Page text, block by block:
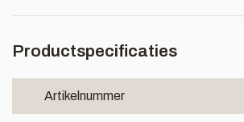
Productspecificaties
Artikelnummer